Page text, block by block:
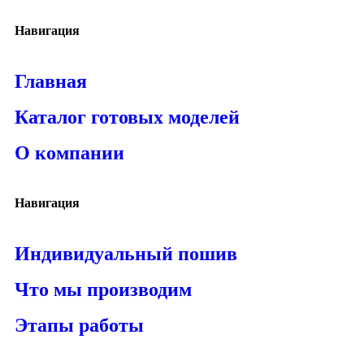
Навигация
Главная
Каталог готовых моделей
О компании
Навигация
Индивидуальный пошив
Что мы производим
Этапы работы